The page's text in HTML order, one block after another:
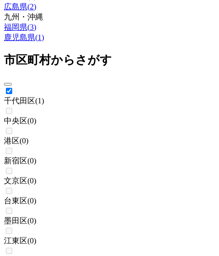
広島県(2)
九州・沖縄
福岡県(3)
鹿児島県(1)
市区町村からさがす
千代田区(1)
中央区(0)
港区(0)
新宿区(0)
文京区(0)
台東区(0)
墨田区(0)
江東区(0)